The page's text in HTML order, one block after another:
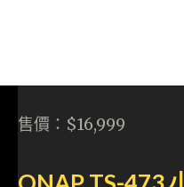
售價：$16,999